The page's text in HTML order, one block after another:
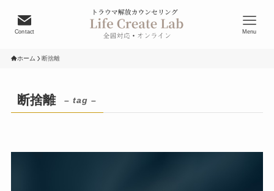
Contact Menu
ホーム 断捨離
断捨離 – tag –